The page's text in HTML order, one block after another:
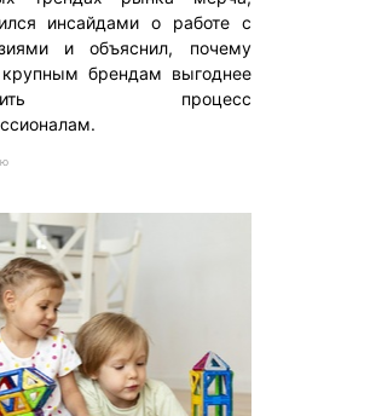
инсайдами о работе с
и объяснил, почему
брендам выгоднее
процесс